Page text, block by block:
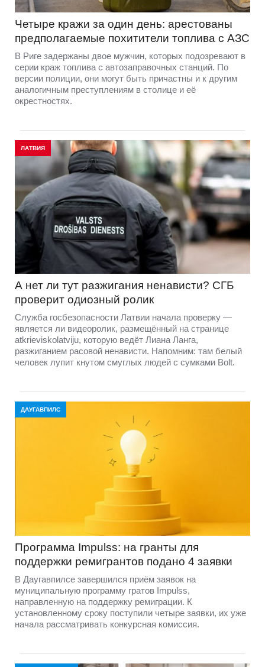
Четыре кражи за один день: арестованы
предполагаемые похитители топлива с АЗС
В Риге задержаны двое мужчин, которых подозревают в
серии краж топлива с автозаправочных станций. По
версии полиции, они могут быть причастны и к другим
аналогичным преступлениям в столице и её
окрестностях.
ЛАТВИЯ
А нет ли тут разжигания ненависти? СГБ
проверит одиозный ролик
Служба госбезопасности Латвии начала проверку —
является ли видеоролик, размещённый на странице
atkrieviskolatviju, которую ведёт Лиана Ланга,
разжиганием расовой ненависти. Напомним: там белый
человек лупит кнутом смуглых людей с сумками Bolt.
ДАУГАВПИЛС
Программа Impulss: на гранты для
поддержки ремигрантов подано 4 заявки
В Даугавпилсе завершился приём заявок на
муниципальную программу гратов Impulss,
направленную на поддержку ремиграции. К
установленному сроку поступили четыре заявки, их уже
начала рассматривать конкурсная комиссия.